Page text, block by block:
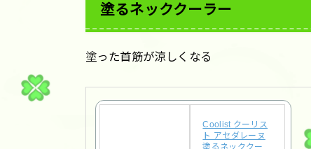
塗るネッククーラー
塗った首筋が涼しくなる
Coolist クーリス
ト アセダレーヌ